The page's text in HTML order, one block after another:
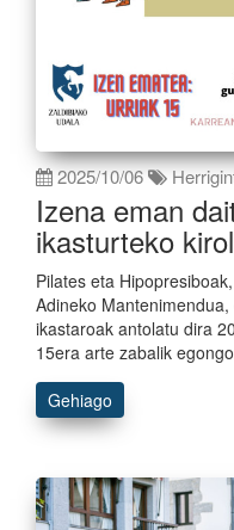
2025/10/06
Izena eman
ikasturteko
Pilates eta
Adineko
ikastaroak antolatu dira
15era arte zabalik
Gehiago